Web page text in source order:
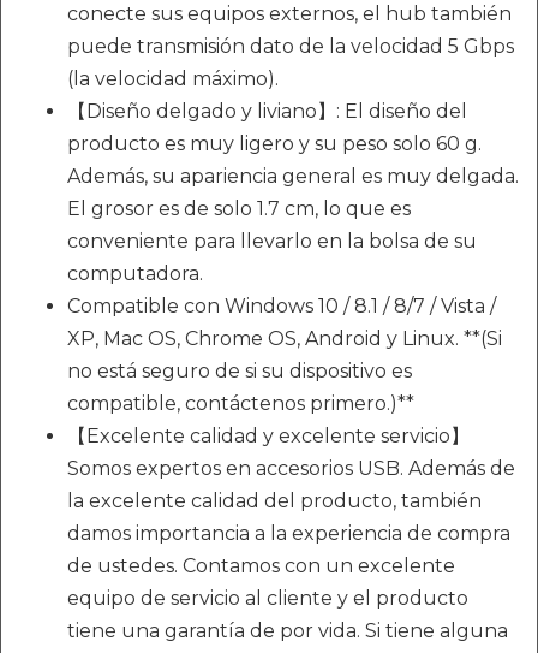
conecte sus equipos externos, el hub también
puede transmisión dato de la velocidad 5 Gbps
(la velocidad máximo).
【Diseño delgado y liviano】: El diseño del
producto es muy ligero y su peso solo 60 g.
Además, su apariencia general es muy delgada.
El grosor es de solo 1.7 cm, lo que es
conveniente para llevarlo en la bolsa de su
computadora.
Compatible con Windows 10 / 8.1 / 8/7 / Vista /
XP, Mac OS, Chrome OS, Android y Linux. **(Si
no está seguro de si su dispositivo es
compatible, contáctenos primero.)**
【Excelente calidad y excelente servicio】
Somos expertos en accesorios USB. Además de
la excelente calidad del producto, también
damos importancia a la experiencia de compra
de ustedes. Contamos con un excelente
equipo de servicio al cliente y el producto
tiene una garantía de por vida. Si tiene alguna